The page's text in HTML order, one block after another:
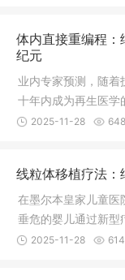
体内直接重编程：
纪元
业内专家预测，随着
十年内成为再生医学
病，从代谢性疾病到
2025-11-28 648
线粒体移植疗法：
在墨尔本皇家儿童医
垂危的婴儿通过新型
中的线粒
2025-11-28 614